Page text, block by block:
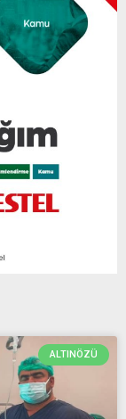
ALTINÖZÜ